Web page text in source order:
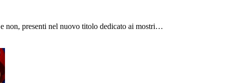
non, presenti nel nuovo titolo dedicato ai mostri…